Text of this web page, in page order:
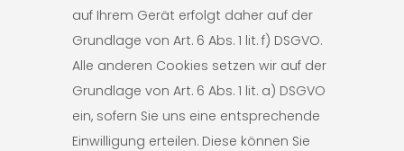
auf Ihrem Gerät erfolgt daher auf der
Grundlage von Art. 6 Abs. 1 lit. f) DSGVO.
Alle anderen Cookies setzen wir auf der
Grundlage von Art. 6 Abs. 1 lit. a) DSGVO
ein, sofern Sie uns eine entsprechende
Einwilligung erteilen. Diese können Sie